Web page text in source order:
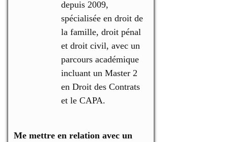
depuis 2009,
spécialisée en droit de
la famille, droit pénal
et droit civil, avec un
parcours académique
incluant un Master 2
en Droit des Contrats
et le CAPA.
Me mettre en relation avec un